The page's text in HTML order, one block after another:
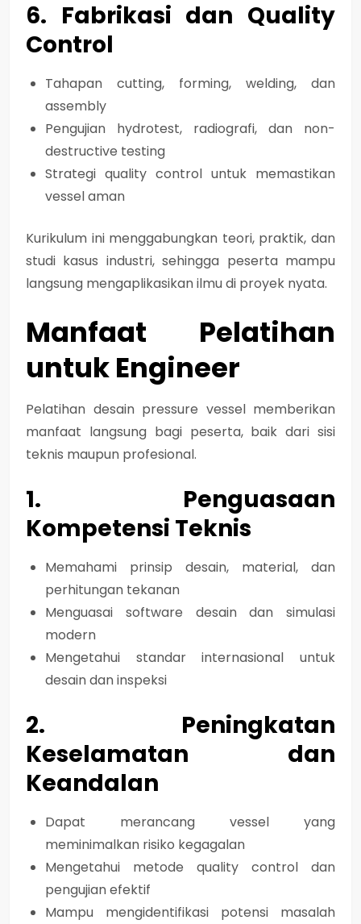
6. Fabrikasi dan Quality
Control
Tahapan cutting, forming, welding, dan
assembly
Pengujian hydrotest, radiografi, dan non-
destructive testing
Strategi quality control untuk memastikan
vessel aman
Kurikulum ini menggabungkan teori, praktik, dan
studi kasus industri, sehingga peserta mampu
langsung mengaplikasikan ilmu di proyek nyata.
Manfaat Pelatihan
untuk Engineer
Pelatihan desain pressure vessel memberikan
manfaat langsungbagi peserta, baik dari sisi
teknis maupun profesional.
1. Penguasaan
Kompetensi Teknis
Memahami prinsip desain, material, dan
perhitungan tekanan
Menguasai software desain dan simulasi
modern
Mengetahui standar internasional untuk
desain dan inspeksi
2. Peningkatan
Keselamatan dan
Keandalan
Dapat merancang vessel yang
meminimalkan risiko kegagalan
Mengetahui metode quality control dan
pengujian efektif
Mampu mengidentifikasi potensi masalah